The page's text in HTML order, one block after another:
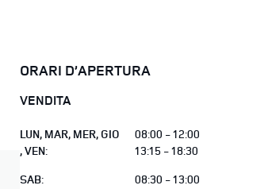
ORARI D’APERTURA
VENDITA
LUN, MAR, MER,GIO
,VEN:
08:00 - 12:00
13:15 - 18:30
SAB: 08:30 - 13:00